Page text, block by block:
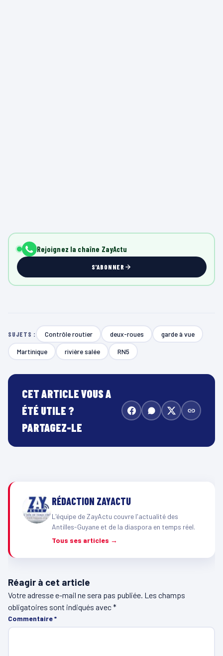
Rejoignez la chaîne ZayActu
S'ABONNER
SUJETS : Contrôle routier deux-roues garde à vue
Martinique rivière salée RN5
CET ARTICLE VOUS A
ÉTÉ UTILE ?
PARTAGEZ-LE
RÉDACTION ZAYACTU
L'équipe de ZayActu couvre l'actualité des
Antilles-Guyane et de la diaspora en temps réel.
Tous ses articles →
Réagir à cet article
Votre adresse e-mail ne sera pas publiée. Les champs
obligatoires sont indiqués avec*
Commentaire*